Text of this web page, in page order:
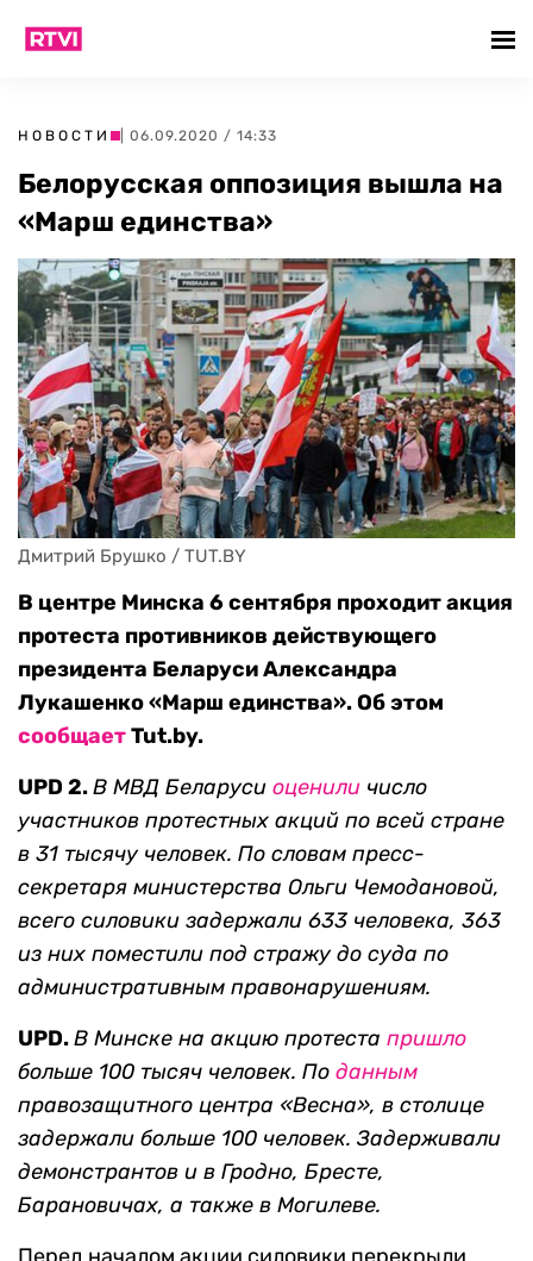
НОВОСТИ | 06.09.2020 / 14:33
Белорусская оппозиция вышла на
«Марш единства»
Дмитрий Брушко / TUT.BY
В центре Минска 6 сентября проходит акция
протеста противников действующего
президента Беларуси Александра
Лукашенко «Марш единства». Об этом
сообщаетTut.by.
UPD 2.В МВД Беларуси оценили число
участников протестных акций по всей стране
в 31 тысячу человек. По словам пресс-
секретаря министерства Ольги Чемодановой,
всего силовики задержали 633 человека, 363
из них поместили под стражу до суда по
административным правонарушениям.
UPD.В Минске на акцию протеста пришло
больше 100 тысяч человек. По данным
правозащитного центра «Весна», в столице
задержали больше 100 человек. Задерживали
демонстрантов и в Гродно, Бресте,
Барановичах, а также в Могилеве.